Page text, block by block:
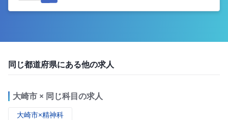
同じ都道府県にある他の求人
大崎市 × 同じ科目の求人
大崎市×精神科